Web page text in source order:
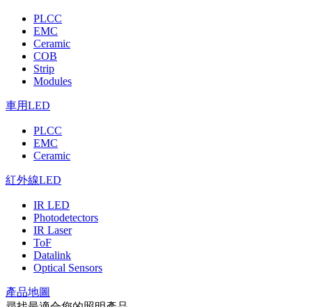
PLCC
EMC
Ceramic
COB
Strip
Modules
車用LED
PLCC
EMC
Ceramic
紅外線LED
IR LED
Photodetectors
IR Laser
ToF
Datalink
Optical Sensors
產品地圖